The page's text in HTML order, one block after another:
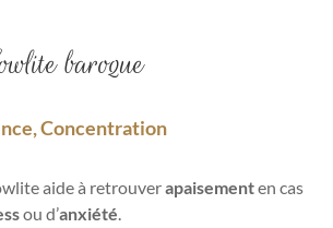
baroque
Concentration
aide à retrouverapaisementen cas
ou d’anxiété